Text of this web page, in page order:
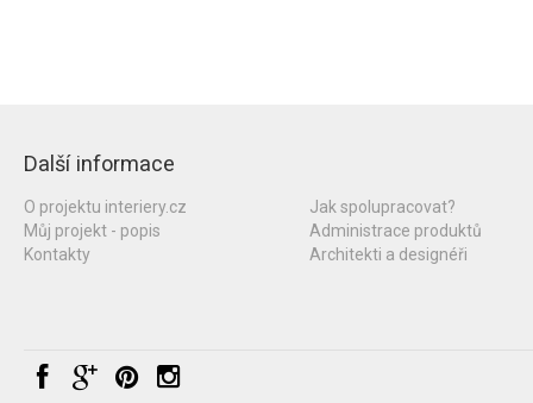
Další informace
O projektu interiery.cz
Můj projekt - popis
Kontakty
Jak spolupracovat?
Administrace produktů
Architekti a designéři